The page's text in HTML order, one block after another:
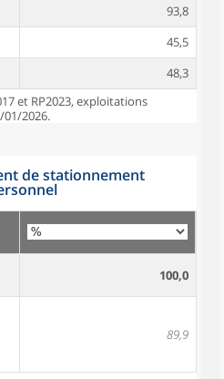
93,8
45,5
48,3
et RP2023, exploitations
01/2026.
de stationnement
100,0
89,9